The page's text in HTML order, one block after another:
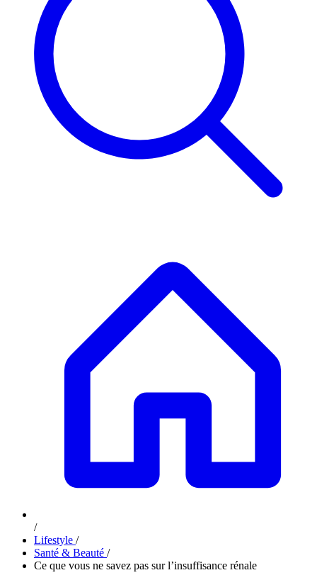
/
Lifestyle /
Santé & Beauté /
Ce que vous ne savez pas sur l’insuffisance rénale